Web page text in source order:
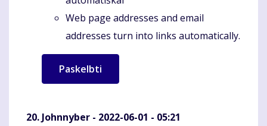
Web page addresses and email
addresses turn into links automatically.
Johnnyber - 2022-06-01 - 05:21